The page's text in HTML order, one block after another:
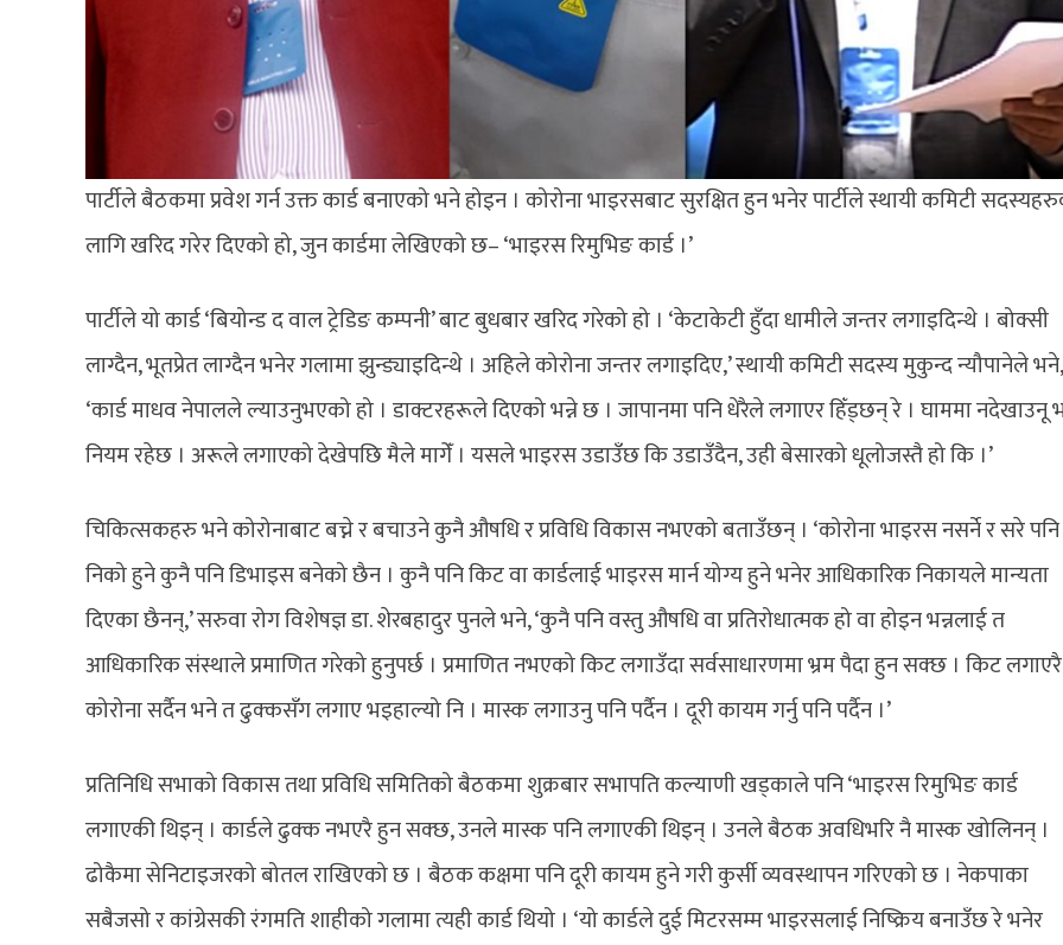
पार्टीले बैठकमा प्रवेश गर्न उक्त कार्ड बनाएको भने होइन । कोरोना भाइरसबाट सुरक्षित हुन भनेर पार्टीले स्थायी कमिटी
लागि खरिद गरेर दिएको हो, जुन कार्डमा लेखिएको छ– ‘भाइरस रिमुभिङ कार्ड ।’
पार्टीले यो कार्ड ‘बियोन्ड द वाल ट्रेडिङ कम्पनी’ बाट बुधबार खरिद गरेको हो । ‘केटाकेटी हुँदा धामीले जन्तर लगाइदिन्थे । बोक्सी
लाग्दैन, भूतप्रेत लाग्दैन भनेर गलामा झुन्ड्याइदिन्थे । अहिले कोरोना जन्तर लगाइदिए,’ स्थायी कमिटी सदस्य मुकुन्द न्यौपानेले भने,
‘कार्ड माधव नेपालले ल्याउनुभएको हो । डाक्टरहरूले दिएको भन्ने छ । जापानमा पनि धेरैले लगाएर हिँड्छन् रे । घाममा नदेखाउनू
नियम रहेछ । अरूले लगाएको देखेपछि मैले मागेँ । यसले भाइरस उडाउँछ कि उडाउँदैन, उही बेसारको धूलोजस्तै हो कि ।’
चिकित्सकहरु भने कोरोनाबाट बच्ने र बचाउने कुनै औषधि र प्रविधि विकास नभएको बताउँछन् । ‘कोरोना भाइरस नसर्ने र सरे पनि
निको हुने कुनै पनि डिभाइस बनेको छैन । कुनै पनि किट वा कार्डलाई भाइरस मार्न योग्य हुने भनेर आधिकारिक निकायले मान्यता
दिएका छैनन्,’ सरुवा रोग विशेषज्ञ डा. शेरबहादुर पुनले भने, ‘कुनै पनि वस्तु औषधि वा प्रतिरोधात्मक हो वा होइन भन्नलाई त
आधिकारिक संस्थाले प्रमाणित गरेको हुनुपर्छ । प्रमाणित नभएको किट लगाउँदा सर्वसाधारणमा भ्रम पैदा हुन सक्छ । किट लगाएरै
कोरोना सर्दैन भने त ढुक्कसँग लगाए भइहाल्यो नि । मास्क लगाउनु पनि पर्दैन । दूरी कायम गर्नु पनि पर्दैन ।’
प्रतिनिधि सभाको विकास तथा प्रविधि समितिको बैठकमा शुक्रबार सभापति कल्याणी खड्काले पनि ‘भाइरस रिमुभिङ कार्ड
लगाएकी थिइन् । कार्डले ढुक्क नभएरै हुन सक्छ, उनले मास्क पनि लगाएकी थिइन् । उनले बैठक अवधिभरि नै मास्क खोलिनन् ।
ढोकैमा सेनिटाइजरको बोतल राखिएको छ । बैठक कक्षमा पनि दूरी कायम हुने गरी कुर्सी व्यवस्थापन गरिएको छ । नेकपाका
सबैजसो र कांग्रेसकी रंगमति शाहीको गलामा त्यही कार्ड थियो । ‘यो कार्डले दुई मिटरसम्म भाइरसलाई निष्क्रिय बनाउँछ रे भनेर